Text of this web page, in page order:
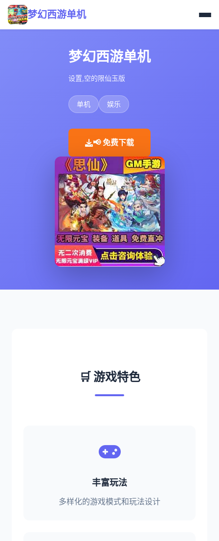
梦幻西游单机
梦幻西游单机
设置,空的限仙玉版
单机 娱乐
📢 免费下载
🛒 游戏特色
丰富玩法
多样化的游戏模式和玩法设计